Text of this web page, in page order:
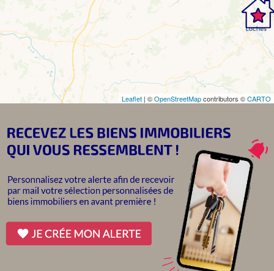
Leaflet | ©OpenStreetMapcontributors ©CARTO